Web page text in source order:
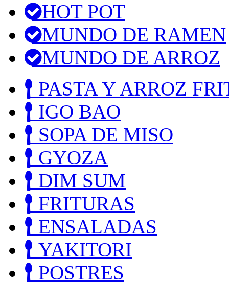
HOT POT
MUNDO DE RAMEN
MUNDO DE ARROZ
PASTA Y ARROZ
IGO BAO
SOPA DE MISO
GYOZA
DIM SUM
FRITURAS
ENSALADAS
YAKITORI
POSTRES